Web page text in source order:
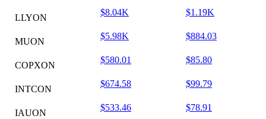
LLYON
$8.04K $1.19K
MUON
$5.98K $884.03
COPXON
$580.01 $85.80
INTCON
$674.58 $99.79
IAUON
$533.46 $78.91